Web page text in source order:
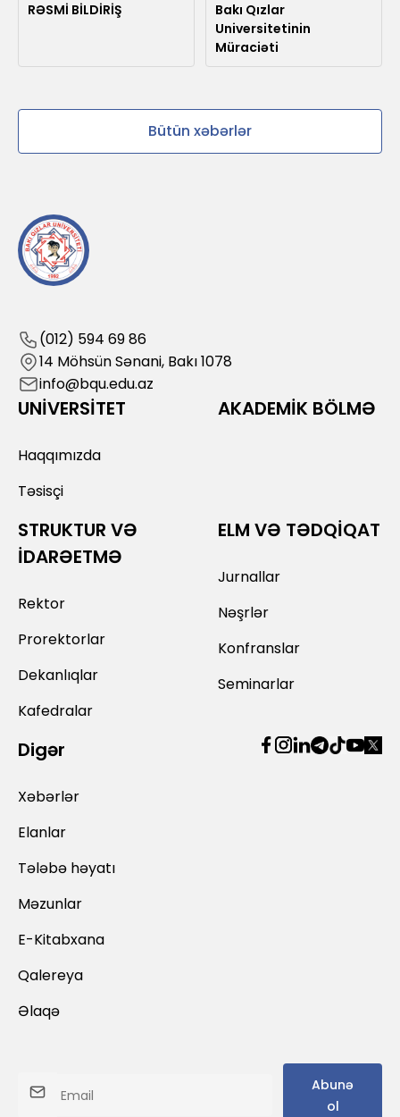
RƏSMİ BİLDİRİŞ
Bakı Qızlar
Universitetinin
Müraciəti
Bütün xəbərlər
(012) 594 69 86
14 Möhsün Sənani, Bakı 1078
info@bqu.edu.az
UNİVERSİTET
Haqqımızda
Təsisçi
AKADEMİK BÖLMƏ
STRUKTUR VƏ
İDARƏETMƏ
Rektor
Prorektorlar
Dekanlıqlar
Kafedralar
ELM VƏ TƏDQİQAT
Jurnallar
Nəşrlər
Konfranslar
Seminarlar
Digər
Xəbərlər
Elanlar
Tələbə həyatı
Məzunlar
E-Kitabxana
Qalereya
Əlaqə
Abunə
ol